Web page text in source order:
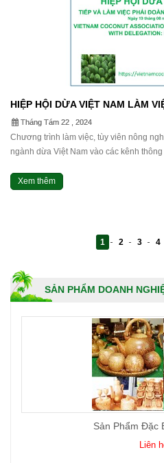
HIỆP HỘI DỪA VIỆT NAM LÀM
Tháng Tám 22 , 2024
Chương trình làm việc, tùy viên nông
ngành dừa Việt Nam vào các kênh
Xem thêm
1 2 3 4
SẢN PHẨM DOANH
Sản Phẩm Đặc
Liên